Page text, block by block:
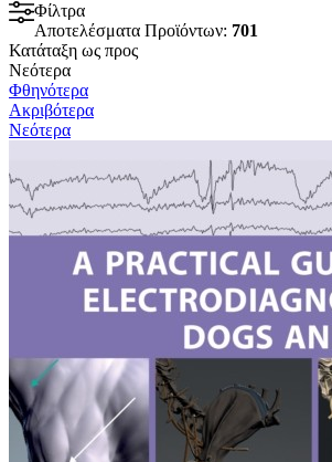
Φίλτρα
Αποτελέσματα Προϊόντων: 701
Κατάταξη ως προς
Νεότερα
Φθηνότερα
Ακριβότερα
Νεότερα